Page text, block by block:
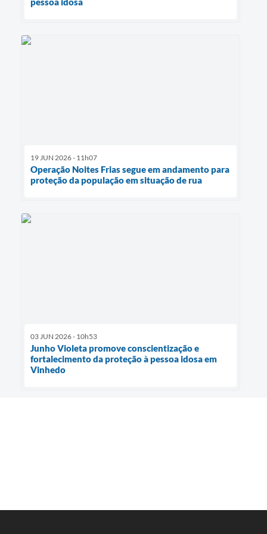
19 JUN 2026 - 11h07
Operação Noites Frias segue em andamento para
proteção da população em situação de rua
03 JUN 2026 - 10h53
Junho Violeta promove conscientização e
fortalecimento da proteção à pessoa idosa em
Vinhedo